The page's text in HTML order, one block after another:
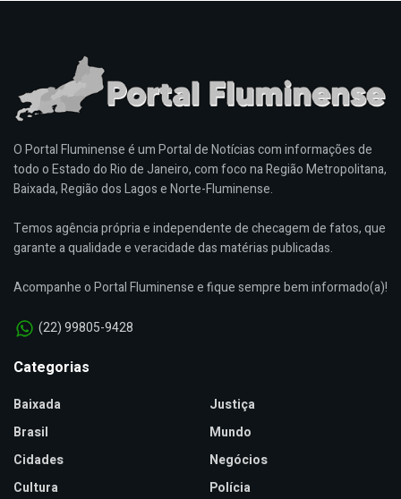
O Portal Fluminense é um Portal de Notícias com informações de
todo o Estado do Rio de Janeiro, com foco na Região Metropolitana,
Baixada, Região dos Lagos e Norte-Fluminense.
Temos agência própria e independente de checagem de fatos, que
garante a qualidade e veracidade das matérias publicadas.
Acompanhe o Portal Fluminense e fique sempre bem informado(a)!
(22) 99805-9428
Categorias
Baixada
Brasil
Cidades
Cultura
Justiça
Mundo
Negócios
Polícia